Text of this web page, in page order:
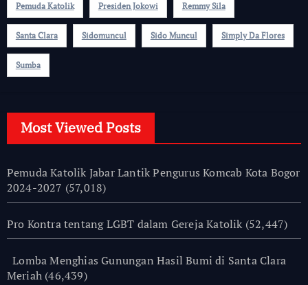
Pemuda Katolik Presiden Jokowi Remmy Sila
Santa Clara Sidomuncul Sido Muncul Simply Da Flores
Sumba
Most Viewed Posts
Pemuda Katolik Jabar Lantik Pengurus Komcab Kota Bogor
2024-2027 (57,018)
Pro Kontra tentang LGBT dalam Gereja Katolik (52,447)
Lomba Menghias Gunungan Hasil Bumi di Santa Clara
Meriah (46,439)